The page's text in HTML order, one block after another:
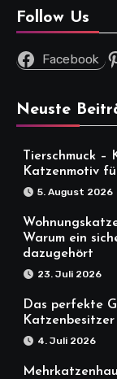
Follow Us
Facebook
Neuste
Tierschmuck
Katzenmotiv
5. August 2026
Warum ein
dazugehört
23. Juli 2026
Das perfekte
Katzenbesitzer
4. Juli 2026